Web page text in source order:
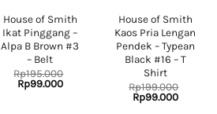
House of Smith
Ikat Pinggang –
Alpa B Brown #3
– Belt
Rp195.000
Original
price
Rp99.000Current
House of Smith
Kaos Pria Lengan
Pendek – Typean
Black #16 – T
Shirt
Rp199.000
Original
price
Rp99.000Current